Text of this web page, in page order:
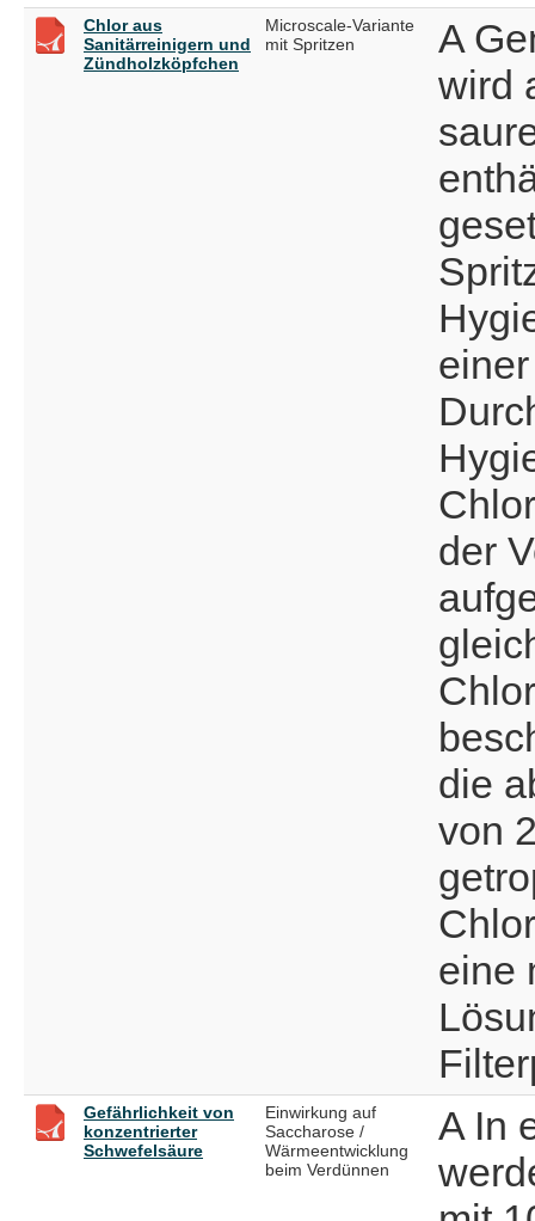
Chlor aus
Sanitärreinigern und
Zündholzköpfchen
Microscale-Variante
mit Spritzen
A
wird
der
die
von
eine
Gefährlichkeit von
konzentrierter
Schwefelsäure
Einwirkung auf
Saccharose /
Wärmeentwicklung
beim Verdünnen
A In